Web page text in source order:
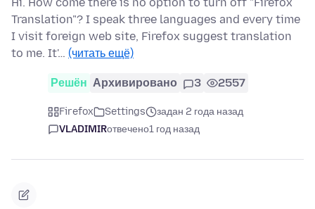
Hi. How come there is no option to turn off "Firefox
Translation"? I speak three languages and every time
I visit foreign web site, Firefox suggest translation
to me. It'… (читать ещё)
Решён Архивировано 3 2557
Firefox Settings
задан 2 года назад
VLADIMIRотвечено1 год назад